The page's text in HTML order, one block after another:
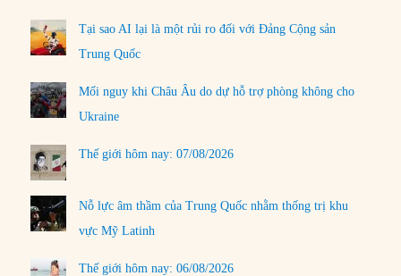
Tại sao AI lại là một rủi ro đối với Đảng Cộng sản
Trung Quốc
Mối nguy khi Châu Âu do dự hỗ trợ phòng không cho
Ukraine
Thế giới hôm nay: 07/08/2026
Nỗ lực âm thầm của Trung Quốc nhằm thống trị khu
vực Mỹ Latinh
Thế giới hôm nay: 06/08/2026